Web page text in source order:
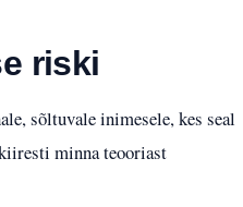
riski
sõltuvale inimesele, kes seal
minna teooriast